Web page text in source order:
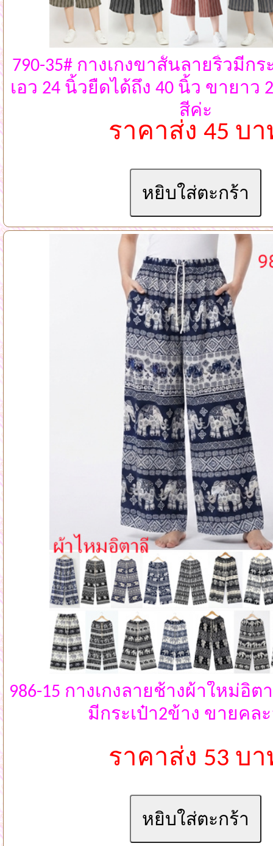
790-35# กางเกงขาสั้นลายริ้วมีกร
เอว 24 นิ้วยืดได้ถึง 40 นิ้ว ขายาว
สีค่ะ
ราคาส่ง 45 บ
986-15 กางเกงลายช้างผ้าใหม่อิ
มีกระเป๋า2ข้าง ขายคล
ราคาส่ง 53 บ